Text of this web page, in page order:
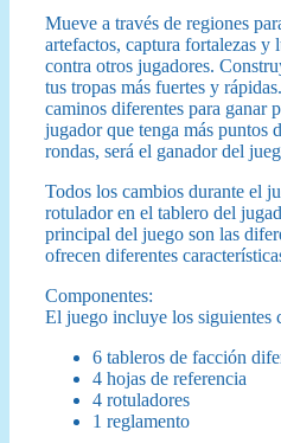
Mueve a través de regiones
artefactos, captura fortalezas y
contra otros jugadores.
tus tropas más fuertes y
caminos diferentes para ganar
jugador que tenga más puntos
rondas, será el ganador del
Todos los cambios durante el
rotulador en el tablero del
principal del juego son las
ofrecen diferentes
Componentes:
El juego incluye los siguientes
6 tableros de facción
4 hojas de referencia
4 rotuladores
1 reglamento